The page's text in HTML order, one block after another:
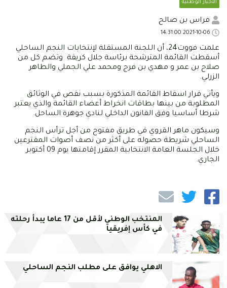
الأخبار الوطنية
فراس بن صالح
علمت فووت24، أن اللجنة المستقلة لإنتخابات النجم الساحلي
أسقطت القائمة المترشحة برئاسة جلال كريفة وتضم كل من
صلاح بن عمر و مهدي بن فرج ومحمد علي الجملي والطاهر
الزرلي.
ويأتي قرار اسقاط القائمة المذكورة بسبب نقص في الوثائق
المطلوبة من بينها بطاقات انخراط أعضاء القائمة والذي يعتبر
شرطا أساسيا وفق القانون الداخلي لنادي جوهرة الساحل.
وسيكون ماهر القروي في طريق مفتوح من أجل ترأس النجم
الساحلي شريطة حصوله على أكثر من نصف أصوات المقترعين
خلال الجلسة العامة الانتخابية المقرر إقامتها يوم 09 أكتوبر
الجاري.
المنتخب الوطني لأقل من 17 عاما يبدأ رحلته
في كأس إفريقيا
الاهلي يوافق على مطلب النجم الساحلي